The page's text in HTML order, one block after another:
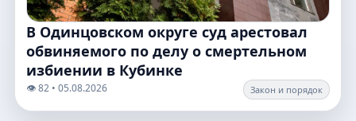
В Одинцовском округе суд арестовал
обвиняемого по делу о смертельном
избиении в Кубинке
👁️ 82 • 05.08.2026 Закон и порядок